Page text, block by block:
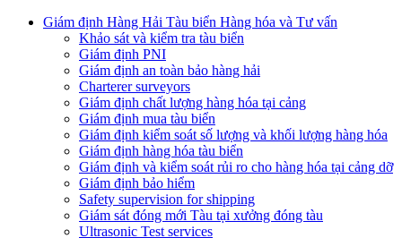
Giám định Hàng Hải Tàu biển Hàng hóa và Tư vấn
Khảo sát và kiểm tra tàu biển
Giám định PNI
Giám định an toàn bảo hàng hải
Charterer surveyors
Giám định chất lượng hàng hóa tại cảng
​Giám định mua tàu biển
Giám định kiểm soát số lượng và khối lượng hàng hóa
Giám định hàng hóa tàu biển
Giám định và kiểm soát rủi ro cho hàng hóa tại cảng dỡ
Giám định bảo hiểm
Safety supervision for shipping
Giám sát đóng mới Tàu tại xưởng đóng tàu
Ultrasonic Test services